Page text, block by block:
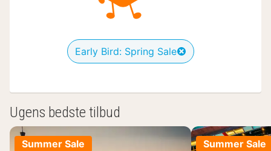
Early Bird: Spring Sale
Ugens bedste tilbud
Summer Sale Summer Sale